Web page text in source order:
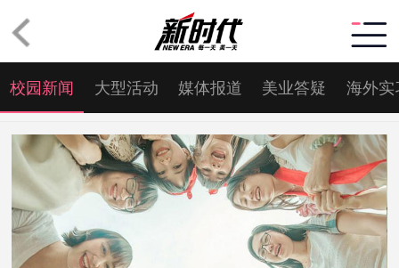
校园新闻 大型活动 媒体报道 美业答疑 海外实